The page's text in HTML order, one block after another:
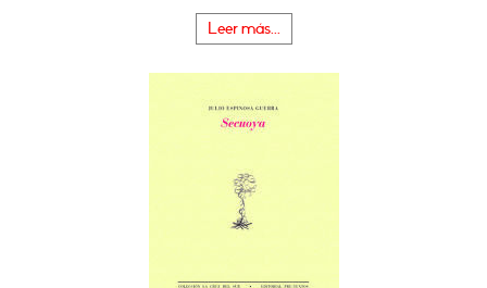
Leer más...